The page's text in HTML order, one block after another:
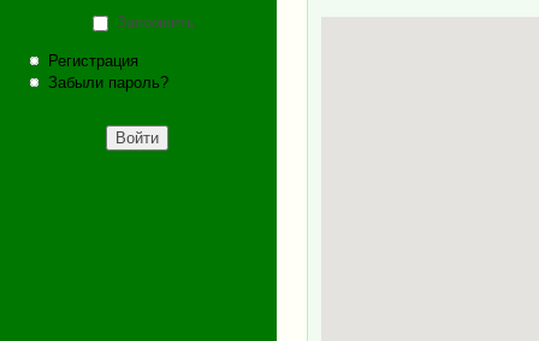
Запомнить
Регистрация
Забыли пароль?